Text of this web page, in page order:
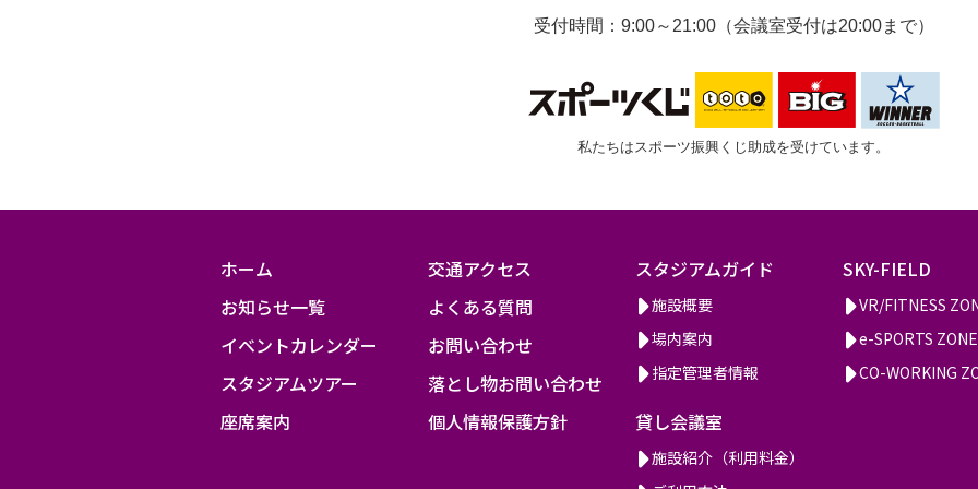
ー
ズ
受付時間：9:00～21:00（会議室受付は20:00まで）
私たちはスポーツ振興くじ助成を受けています。
ホーム
お知らせ一覧
イベントカレンダー
スタジアムツアー
座席案内
交通アクセス
よくある質問
お問い合わせ
落とし物お問い合わせ
個人情報保護方針
スタジアムガイド
施設概要
場内案内
指定管理者情報
貸し会議室
施設紹介（利用料金）
SKY-FIELD
VR/FITNESS
e-SPORTS ZONE
CO-WORKING